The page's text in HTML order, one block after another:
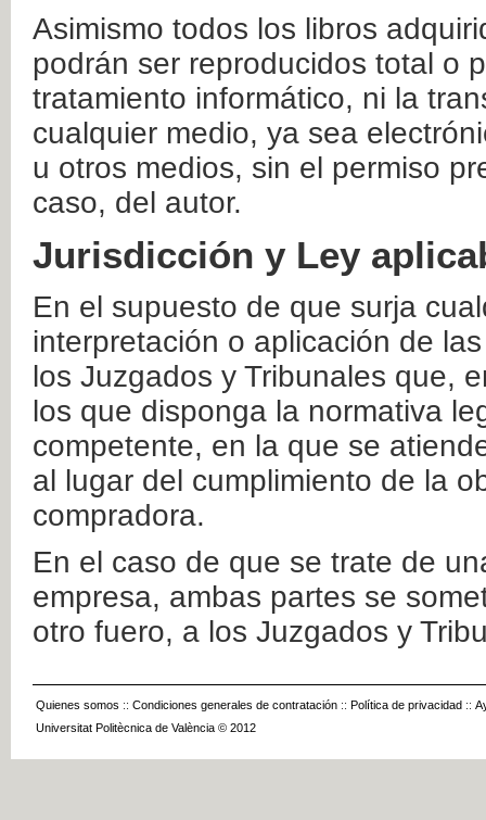
Asimismo todos los libros
podrán ser reproducidos total o
tratamiento informático, ni la
cualquier medio, ya sea
u otros medios, sin el permiso
caso, del autor.
Jurisdicción y Ley
En el supuesto de que surja
interpretación o aplicación de
los Juzgados y Tribunales que,
los que disponga la normativa
competente, en la que se
al lugar del cumplimiento de la
compradora.
En el caso de que se trate de
empresa, ambas partes se
otro fuero, a los Juzgados y
Quienes somos :: Condiciones generales de contratación :: Política de privacidad ::
Universitat Politècnica de València © 2012